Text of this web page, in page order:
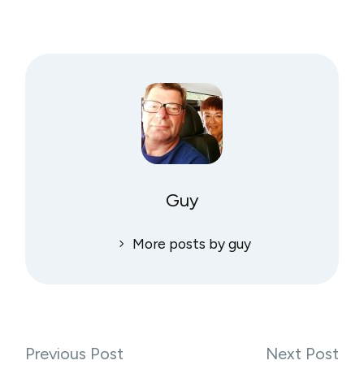
Guy
More posts by guy
Previous Post Next Post